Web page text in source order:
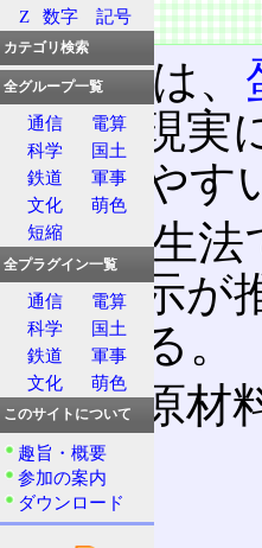
特徴
理論上は、
得る。現
になりやす
食品衛生法
と、表示が
れている。
特定原材
卵
乳
Z
数字 記号
カテゴリ検索
全グループ一覧
通信
電算
科学
国土
鉄道
軍事
文化
萌色
短縮
全プラグイン一覧
通信
電算
科学
国土
鉄道
軍事
文化
萌色
このサイトについて
趣旨・概要
参加の案内
ダウンロード